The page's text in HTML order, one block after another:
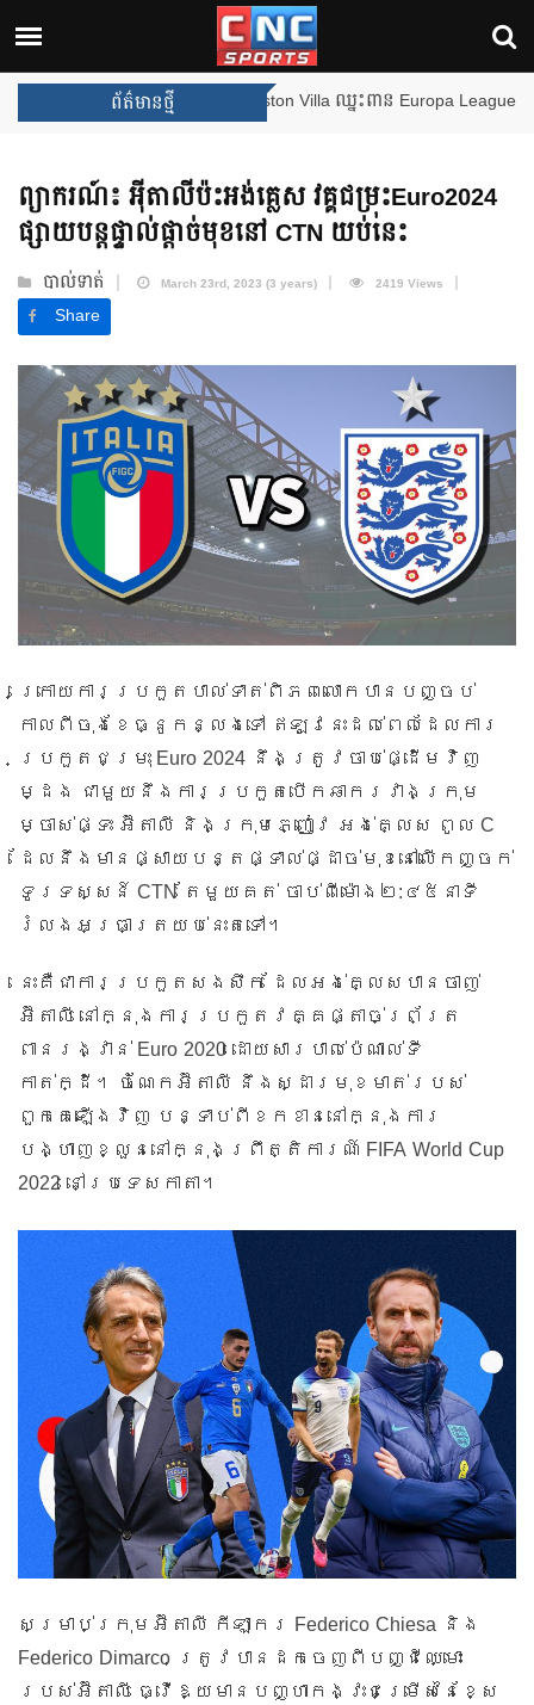
ព័ត៌មានថ្មី
ឈ្នះពានរង្វាន់បន្ថែមទៀត បន្ទាប់ពី Aston Villa ឈ្នះពាន Europa League
ព្យាករណ៍៖ អ៊ីតាលីប៉ះអង់គ្លេស វគ្គជម្រុះEuro2024
ផ្សាយបន្តផ្ទាល់ផ្ដាច់មុខនៅ CTN យប់នេះ
បាល់ទាត់ March 23rd, 2023 (3 years) 2419 Views
Share
ក្រោយការប្រកួតបាល់ទាត់ពិភពលោកបានបញ្ចប់
កាលពីចុងខែធ្នូកន្លងទៅ ឥឡូវនេះដល់ពេលដែលការ
ប្រកួតជម្រុះ Euro 2024 នឹងត្រូវចាប់ផ្ដើមវិញ
ម្ដង ជាមួយនឹងការប្រកួតបើកឆាករវាងក្រុម
ម្ចាស់ផ្ទះ អ៊ីតាលី និងក្រុមភ្ញៀវ អង់គ្លេស ពូល C
ដែលនឹងមានផ្សាយបន្តផ្ទាល់ផ្ដាច់មុខនៅលើកញ្ចក់
ទូរទស្សន៍ CTN តែមួយគត់ ចាប់ពីម៉ោង២ : ៤៥នាទី
រំលងអធ្រាត្រយប់នេះតទៅ។
នេះគឺជាការប្រកួតសងសឹក ដែលអង់គ្លេសបានចាញ់
អ៊ីតាលី នៅក្នុងការប្រកួតវគ្គផ្តាច់ព្រ័ត្រ
ពានរង្វាន់ Euro 2020 ដោយសារបាល់ប៉េណាល់ទី
កាត់ក្ដី។ ចំណែកអ៊ីតាលី នឹងស្ដារមុខមាត់របស់
ពួកគេឡើងវិញ បន្ទាប់ពីខកខាននៅក្នុងការ
បង្ហាញខ្លួននៅក្នុងព្រឹត្តិការណ៍ FIFA World Cup
2022 នៅប្រទេសកាតា។
សម្រាប់ក្រុមអ៊ីតាលី កីឡាករ Federico Chiesa និង
Federico Dimarco ត្រូវបានដកចេញពីបញ្ជីឈ្មោះ
របស់អ៊ីតាលី ធ្វើឱ្យមានបញ្ហាកង្វះជម្រើសនៃខ្សែ